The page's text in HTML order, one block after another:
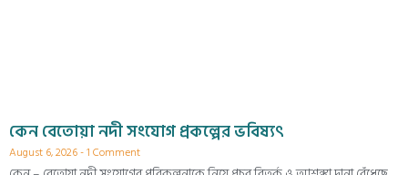
কেন বেতোয়া নদী সংযোগ প্রকল্পের ভবিষ্যৎ
August 6, 2026 1 Comment